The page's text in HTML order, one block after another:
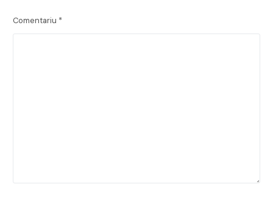
Comentariu *